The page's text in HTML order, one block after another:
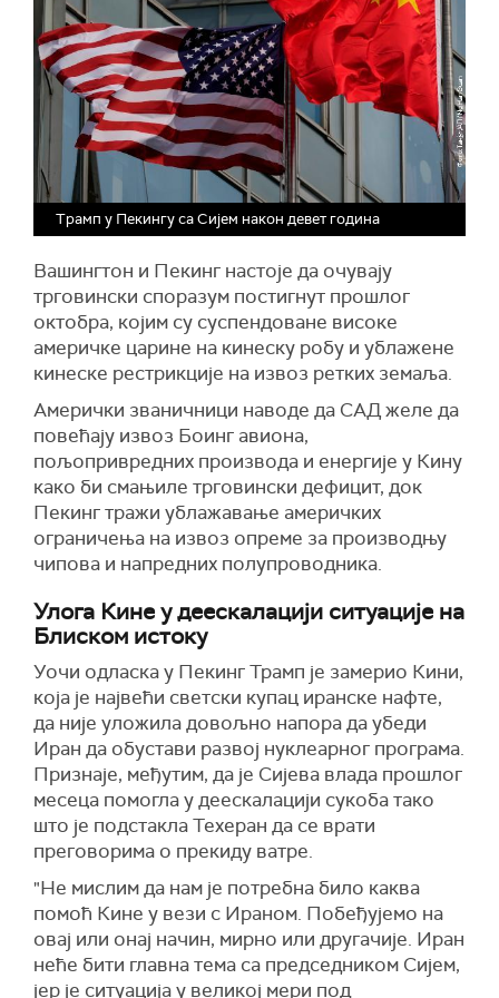
Трамп у Пекингу са Сијем након девет година
Вашингтон и Пекинг настоје да очувају
трговински споразум постигнут прошлог
октобра, којим су суспендоване високе
америчке царине на кинеску робу и ублажене
кинеске рестрикције на извоз ретких земаља.
Амерички званичници наводе да САД желе да
повећају извоз Боинг авиона,
пољопривредних производа и енергије у Кину
како би смањиле трговински дефицит, док
Пекинг тражи ублажавање америчких
ограничења на извоз опреме за производњу
чипова и напредних полупроводника.
Улога Кине у деескалацији ситуације на
Блиском истоку
Уочи одласка у Пекинг Трамп је замерио Кини,
која је највећи светски купац иранске нафте,
да није уложила довољно напора да убеди
Иран да обустави развој нуклеарног програма.
Признаје, међутим, да је Сијева влада прошлог
месеца помогла у деескалацији сукоба тако
што је подстакла Техеран да се врати
преговорима о прекиду ватре.
"Не мислим да нам је потребна било каква
помоћ Кине у вези с Ираном. Побеђујемо на
овај или онај начин, мирно или другачије. Иран
неће бити главна тема са председником Сијем,
јер је ситуација у великој мери под